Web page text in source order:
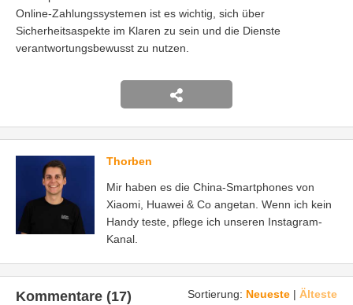
Online-Zahlungssystemen ist es wichtig, sich über
Sicherheitsaspekte im Klaren zu sein und die Dienste
verantwortungsbewusst zu nutzen.
Thorben
Mir haben es die China-Smartphones von
Xiaomi, Huawei & Co angetan. Wenn ich kein
Handy teste, pflege ich unseren Instagram-
Kanal.
Sortierung: Neueste | Älteste
Kommentare (17)